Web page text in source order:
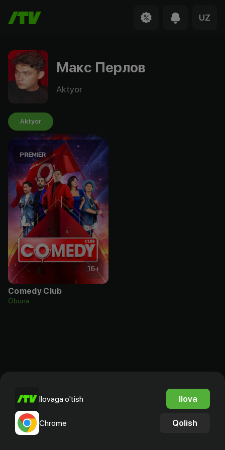
UZ
Макс Перлов
Aktyor
Aktyor
16+
Comedy Club
Obuna
Ilovaga o'tish Ilova
Chrome Qolish